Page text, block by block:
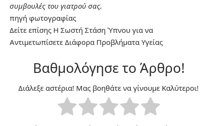
συμβουλές του γιατρού σας.
πηγή φωτογραφίας
Δείτε επίσης Η Σωστή Στάση Ύπνου για να
Αντιμετωπίσετε Διάφορα Προβλήματα Υγείας
Βαθμολόγησε το Άρθρο!
Διάλεξε αστέρια! Μας βοηθάτε να γίνουμε Καλύτεροι!